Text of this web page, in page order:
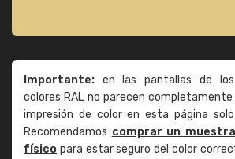
Importante: en las pantallas de los
colores RAL no parecen
impresión de color en esta página
Recomendamos comprar un
físico para estar seguro del color